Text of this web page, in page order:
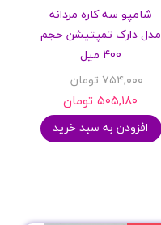
شامپو سه کاره مردانه
مدل دارک تمپتیشن حجم
400 میل
۷۵۴,۰۰۰ تومان
۵۰۵,۱۸۰ تومان
افزودن به سبد خرید